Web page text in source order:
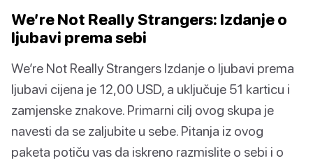
We’re Not Really Strangers: Izdanje o
ljubavi prema sebi
We’re Not Really Strangers Izdanje o ljubavi prema
ljubavi cijena je 12,00 USD, a uključuje 51 karticu i
zamjenske znakove. Primarni cilj ovog skupa je
navesti da se zaljubite u sebe. Pitanja iz ovog
paketa potiču vas da iskreno razmislite o sebi i o